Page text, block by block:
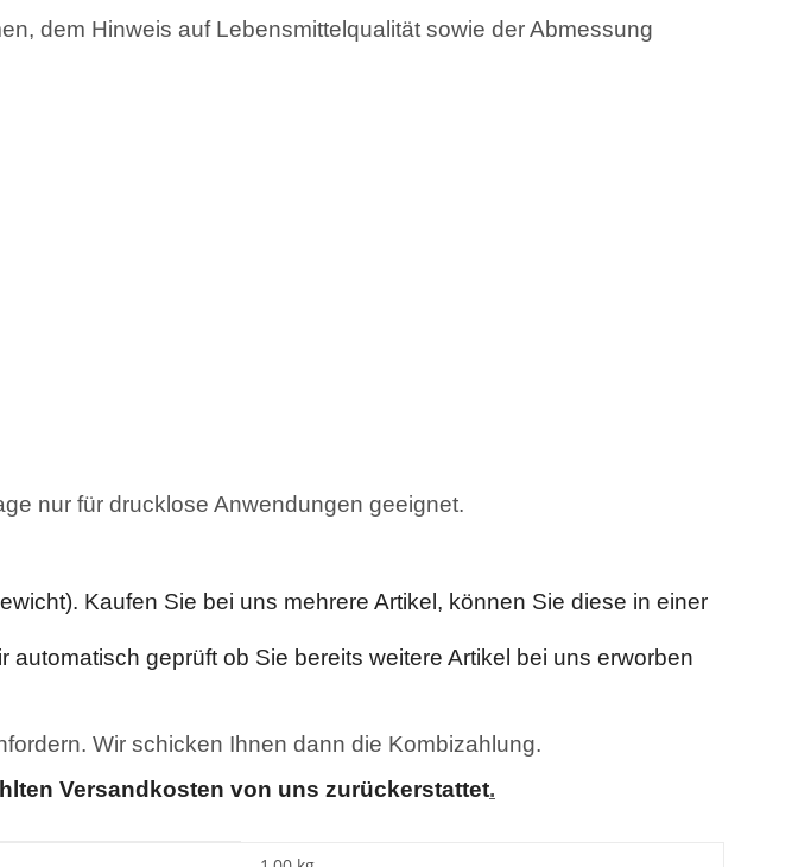
dem Hinweis auf Lebensmittelqualität sowie der Abmessung
nur für drucklose Anwendungen geeignet.
Kaufen Sie bei uns mehrere Artikel, können Sie diese in einer
automatisch geprüft ob Sie bereits weitere Artikel bei uns erworben
Wir schicken Ihnen dann die Kombizahlung.
Versandkosten von uns zurückerstattet.